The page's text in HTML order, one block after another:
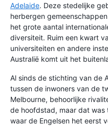
Adelaide. Deze stedelijke
herbergen
het grote aantal
diversiteit. Ruim een kwart
universiteiten en andere
Australië komt uit het
Al sinds de stichting van de
tussen de inwoners van de
Melbourne, behoorlijke
de hoofdstad, maar dat
waar de Engelsen het eerst